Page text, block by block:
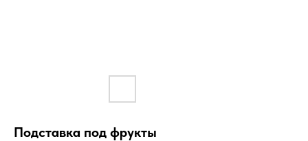
Подставка под фрукты